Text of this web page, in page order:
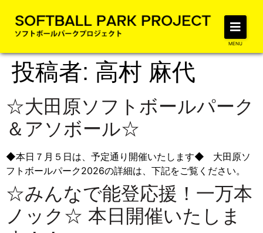
MENU
投稿者: 高村 麻代
☆大田原ソフトボールパーク
＆アソボール☆
◆本日７月５日は、予定通り開催いたします◆ 大田原ソ
フトボールパーク2026の詳細は、下記をご覧ください。
☆みんなで能登応援！一万本
ノック☆ 本日開催いたしま